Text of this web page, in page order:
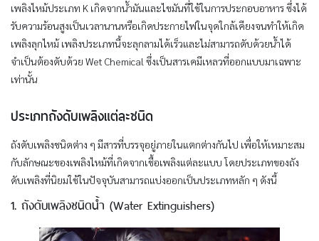
เพลิงไหม้ประเภท K เกิดจากน้ำมันและไขมันที่ใช้ในการประกอบอาหาร ซึ่งได้
รับความร้อนสูงเป็นเวลานานหรือเกิดประกายไฟในจุดใกล้เคียงจนทำให้เกิด
เพลิงลุกไหม้ เพลิงประเภทนี้จะลุกลามได้เร็วและไม่สามารถดับด้วยน้ำได้
จำเป็นต้องดับด้วย Wet Chemical ซึ่งเป็นสารเคมีเหลวที่ออกแบบมาเฉพาะ
เท่านั้น
ประเภทถังดับเพลิงแต่ละชนิด
ถังดับเพลิงชนิดต่าง ๆ มีสารที่บรรจุอยู่ภายในแตกต่างกันไป เพื่อให้เหมาะสม
กับลักษณะของเพลิงไหม้ที่เกิดจากเชื้อเพลิงแต่ละแบบ โดยประเภทของถัง
ดับเพลิงที่นิยมใช้ในปัจจุบันสามารถแบ่งออกเป็นประเภทหลัก ๆ ดังนี้
1. ถังดับเพลิงชนิดน้ำ (Water Extinguishers)